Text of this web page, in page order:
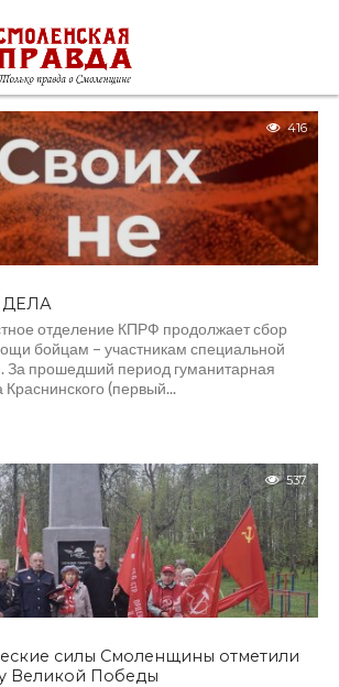
416
отделение КПРФ продолжает сбор
бойцам – участникам специальной
За прошедший период гуманитарная
(первый...
537
силы Смоленщины отметили
Великой Победы